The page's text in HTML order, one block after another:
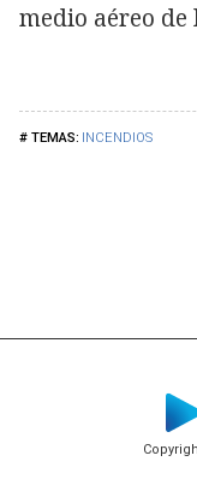
INCENDIOS
medio aéreo de